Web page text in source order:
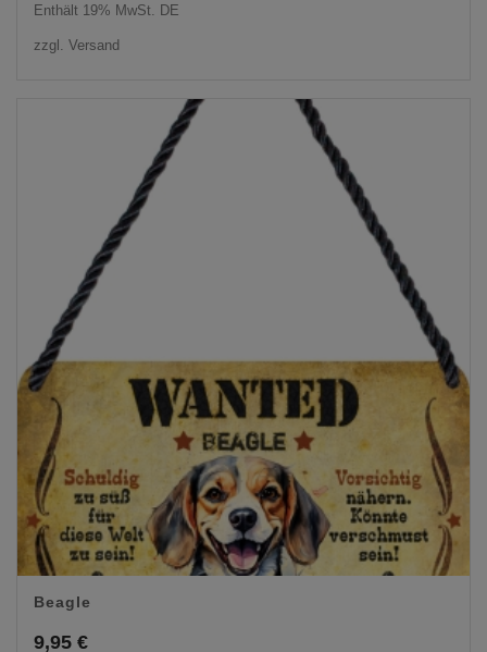
Enthält 19% MwSt. DE
zzgl. Versand
Beagle
9,95 €